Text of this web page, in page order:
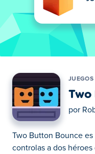
JUEGOS
por
Two Button Bounce
controlas a dos